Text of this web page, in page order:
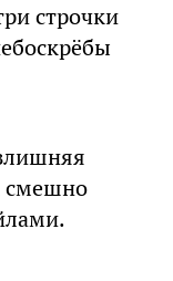
строчки
смешно